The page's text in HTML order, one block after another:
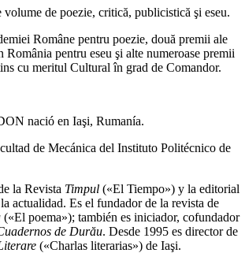
volume de poezie, critică, publicistică şi eseu.
Române pentru poezie, două premii ale
pentru eseu şi alte numeroase premii
cu meritul Cultural în grad de Comandor.
nació en Iaşi, Rumanía.
de Mecánica del Instituto Politécnico de
la Revista Timpul («El Tiempo») y la editorial
actualidad. Es el fundador de la revista de
(«El poema»); también es iniciador, cofundador
de Durău. Desde 1995 es director de
(«Charlas literarias») de Iaşi.